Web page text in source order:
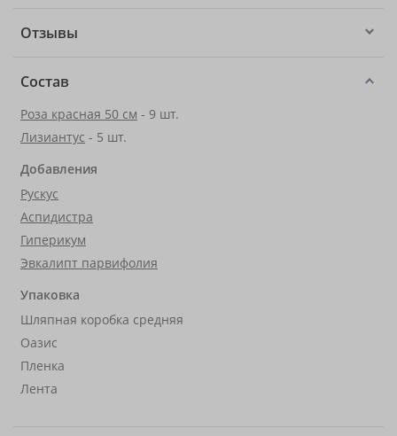
Отзывы
Состав
Роза красная 50 см - 9 шт.
Лизиантус - 5 шт.
Добавления
Рускус
Аспидистра
Гиперикум
Эвкалипт парвифолия
Упаковка
Шляпная коробка средняя
Оазис
Пленка
Лента